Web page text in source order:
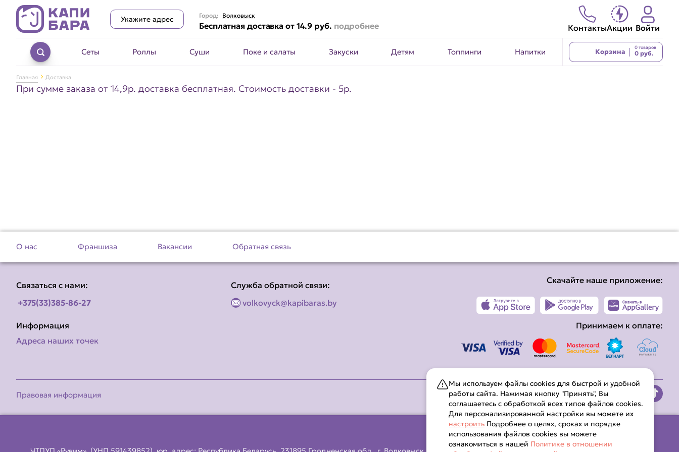
Мы используем файлы cookies для быстрой и удобной
работы сайта. Нажимая кнопку "Принять", Вы
соглашаетесь с обработкой всех типов файлов cookies.
Для персонализированной настройки вы можете их
настроить Подробнее о целях, сроках и порядке
использования файлов cookies вы можете
ознакомиться в нашей Политике в отношении
Укажите адрес Город: Волковыск
Бесплатная доставка от 14.9 руб. подробнее КонтактыАкции Войти
Сеты Роллы Суши Поке и салаты Закуски Детям Топпинги Напитки Корзина
0 товаров
0 руб.
Главная Доставка
При сумме заказа от 14,9р. доставка бесплатная. Стоимость доставки - 5р.
О нас Франшиза Вакансии Обратная связь
Связаться с нами:
+375(33)385-86-27
Служба обратной связи:
volkovyck@kapibaras.by
Скачайте наше приложение:
Информация
Адреса наших точек
Принимаем к оплате:
Правовая информация